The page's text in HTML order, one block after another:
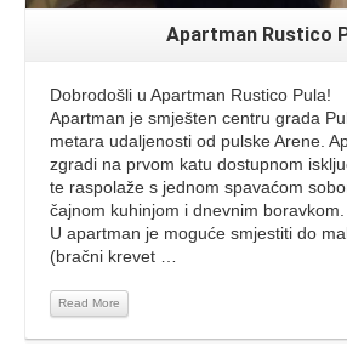
Apartman Rustico
Dobrodošli u Apartman Rustico Pula!
Apartman je smješten centru grada
metara udaljenosti od pulske Arene.
zgradi na prvom katu dostupnom
te raspolaže s jednom spavaćom
čajnom kuhinjom i dnevnim boravkom.
U apartman je moguće smjestiti do
(bračni krevet …
Read More